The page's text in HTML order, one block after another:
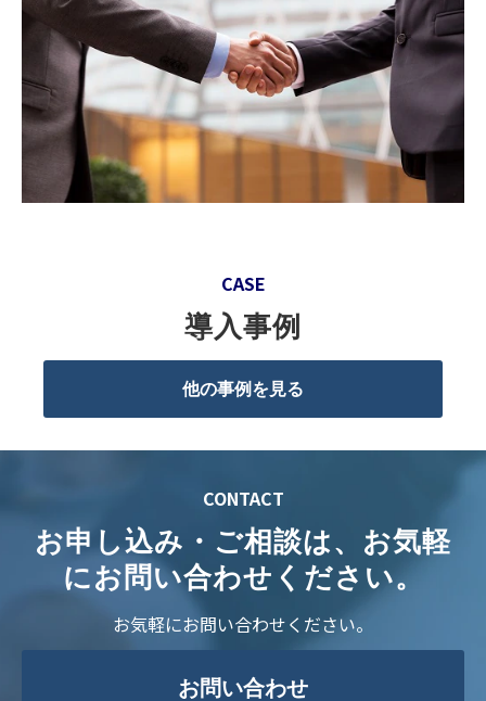
CASE
導入事例
他の事例を見る
CONTACT
お申し込み・ご相談は、お気軽
にお問い合わせください。
お気軽にお問い合わせください。
お問い合わせ